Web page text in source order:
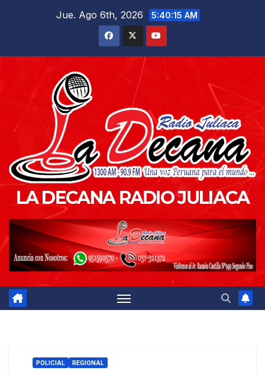
Jue. Ago 6th, 2026 5:40:16 AM
LA DECANA RADIO JULIACA
POLICIAL REGIONAL